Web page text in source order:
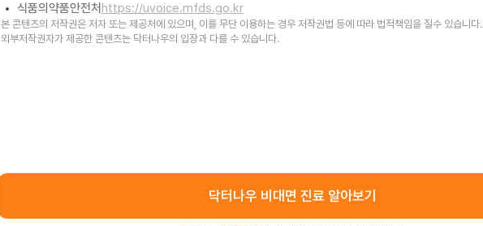
식품의약품안전처 https://uvoice.mfds.go.kr
본 콘텐츠의 저작권은 저자 또는 제공처에 있으며, 이를 무단 이용하는 경우 저작권법 등에 따라 법적책임을 질수 있습니다.
외부저작권자가 제공한 콘텐츠는 닥터나우의 입장과 다를 수 있습니다.
닥터나우 비대면 진료 알아보기